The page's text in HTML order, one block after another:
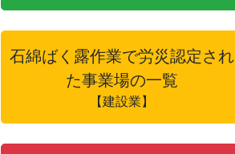
石綿ばく露作業で労災認定され
た事業場の一覧
【建設業】